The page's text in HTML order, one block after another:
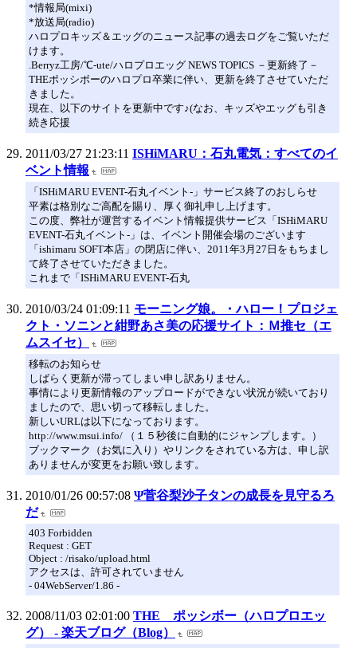
*情報局(mixi)
*放送局(radio)
ハロプロキッズ＆エッグのニュース記事の過去ログをご覧いただ
けます。
.Berryz工房/℃-ute/ハロプロエッグ NEWS TOPICS －更新終了－
THEポッシボーのハロプロ卒業に伴い、更新を終了させていただ
きました。
現在、以下のサイトを更新中です♪(なお、キッズやエッグも引き
続き応援
2011/03/27 21:23:11 ISHiMARU：石丸電気：すべてのイ
ベント情報
「ISHiMARU EVENT-石丸イベント-」サービス終了のおしらせ
平素は格別なご高配を賜り、厚く御礼申し上げます。
この度、弊社が運営するイベント情報提供サービス「ISHiMARU
EVENT-石丸イベント-」は、イベント開催会場のございます
「ishimaru SOFT本店」の閉店に伴い、2011年3月27日をもちまし
て終了させていただきました。
これまで「ISHiMARU EVENT-石丸
2010/03/24 01:09:11 モーニング娘。・ハロー！プロジェ
クト・ソニンと紺野あさ美の応援サイト：Ｍ推セ（エ
ムスイセ）
移転のお知らせ
しばらく更新が滞ってしまい申し訳ありません。
事情により更新情報のアップロードができない状況が続いており
ましたので、思い切って移転しました。
新しいURLは以下になっております。
http://www.msui.info/ （１５秒後に自動的にジャンプします。）
ブックマーク（お気に入り）やリンクをされている方は、申し訳
ありませんが変更をお願い致します。
2010/01/26 00:57:08 Ψ菅谷梨沙子タンの成長を見守るろ
だ
403 Forbidden
Request : GET
Object : /risako/upload.html
アクセスは、許可されていません
- 04WebServer/1.86 -
2008/11/03 02:01:00 THE ポッシボー（ハロプロエッ
グ） - 楽天ブログ（Blog）